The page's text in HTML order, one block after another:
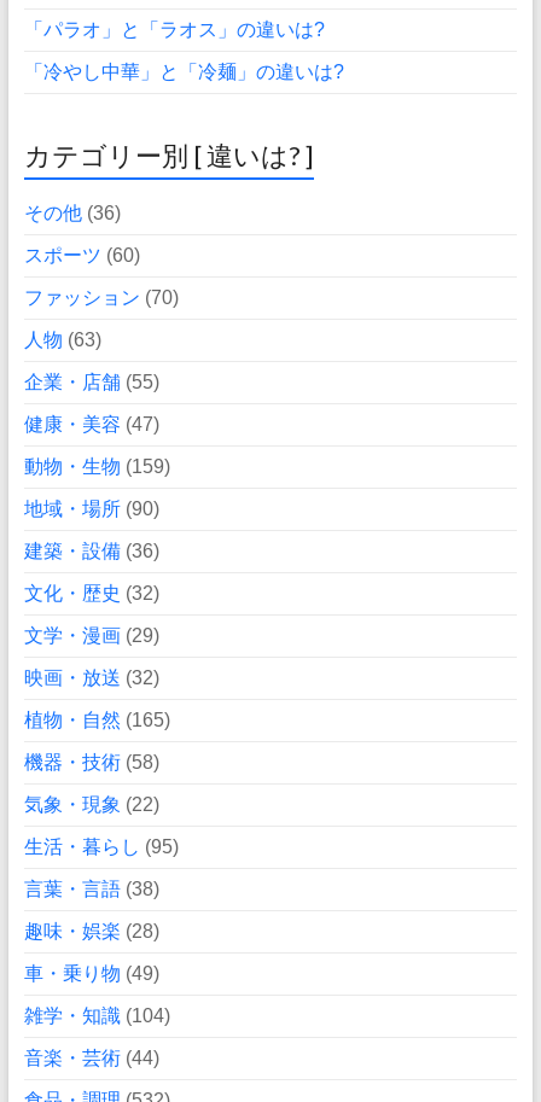
「パラオ」と「ラオス」の違いは?
「冷やし中華」と「冷麺」の違いは?
カテゴリー別 [ 違いは? ]
その他(36)
スポーツ (60)
ファッション (70)
人物 (63)
企業・店舗(55)
健康・美容 (47)
動物・生物 (159)
地域・場所(90)
建築・設備(36)
文化・歴史 (32)
文学・漫画(29)
映画・放送 (32)
植物・自然 (165)
機器・技術(58)
気象・現象 (22)
生活・暮らし (95)
言葉・言語(38)
趣味・娯楽 (28)
車・乗り物 (49)
雑学・知識(104)
音楽・芸術(44)